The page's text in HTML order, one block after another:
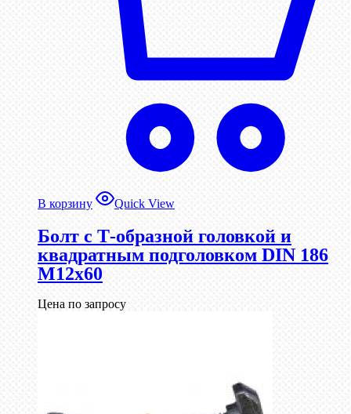
В корзину Quick View
Болт с Т-образной головкой и
квадратным подголовком DIN 186
М12х60
Цена по запросу